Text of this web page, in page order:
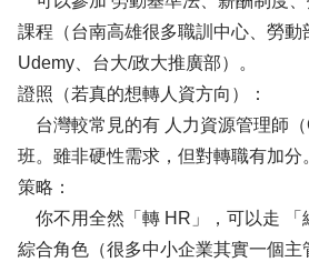
課程（台南高雄很多職訓中心、勞動
Udemy、台大/政大推廣部）。
證照（若真的想轉人資方向）：
台灣較常見的有 人力資源管理師（
班。雖非硬性需求，但對轉職有加分
策略：
你不用全然「轉 HR」，可以走 「
綜合角色（很多中小企業其實一個主